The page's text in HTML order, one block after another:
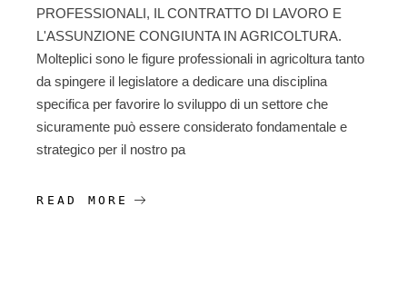
PROFESSIONALI, IL CONTRATTO DI LAVORO E
L'ASSUNZIONE CONGIUNTA IN AGRICOLTURA.
Molteplici sono le figure professionali in agricoltura tanto
da spingere il legislatore a dedicare una disciplina
specifica per favorire lo sviluppo di un settore che
sicuramente può essere considerato fondamentale e
strategico per il nostro pa
READ MORE